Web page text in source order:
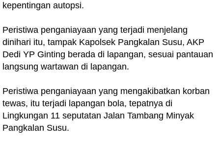
kepentingan autopsi.
Peristiwa penganiayaan yang terjadi menjelang
dinihari itu, tampak Kapolsek Pangkalan Susu, AKP
Dedi YP Ginting berada di lapangan, sesuai pantauan
langsung wartawan di lapangan.
Peristiwa penganiayaan yang mengakibatkan korban
tewas, itu terjadi lapangan bola, tepatnya di
Lingkungan 11 seputatan Jalan Tambang Minyak
Pangkalan Susu.